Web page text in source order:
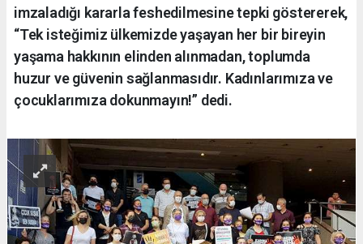
imzaladığı kararla feshedilmesine tepki göstererek,
“Tek isteğimiz ülkemizde yaşayan her bir bireyin
yaşama hakkının elinden alınmadan, toplumda
huzur ve güvenin sağlanmasıdır. Kadınlarımıza ve
çocuklarımıza dokunmayın!” dedi.